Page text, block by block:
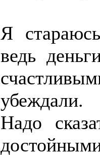
Я
ведь
убеждали.
Надо